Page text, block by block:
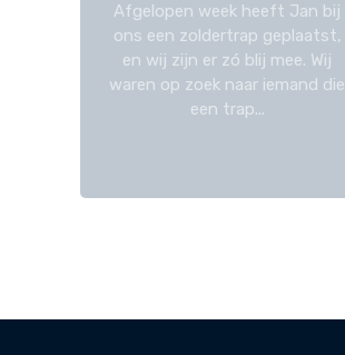
Afgelopen week heeft Jan bij
ons een zoldertrap geplaatst,
en wij zijn er zó blij mee. Wij
waren op zoek naar iemand die
een trap...